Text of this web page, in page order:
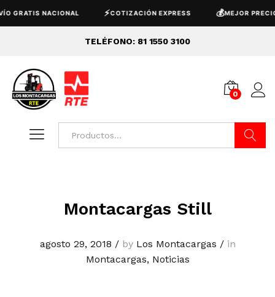
GRATIS NACIONAL COTIZACIÓN EXPRESS 💰MEJOR PRECIO
TELÉFONO: 81 1550 3100
0
Montacargas Still
agosto 29, 2018 /by Los Montacargas /in
Montacargas, Noticias